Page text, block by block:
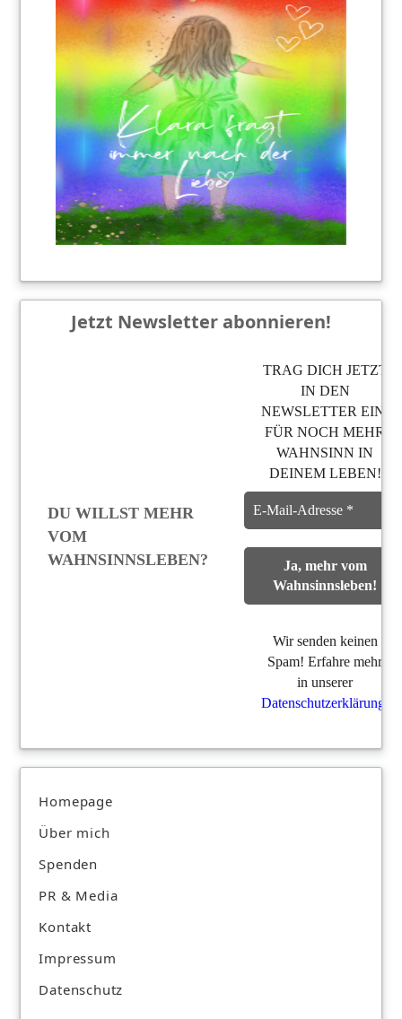
Jetzt Newsletter abonnieren!
DU WILLST MEHR
VOM
WAHNSINNSLEBEN?
TRAG DICH JETZT
IN DEN
NEWSLETTER EIN,
FÜR NOCH MEHR
WAHNSINN IN
DEINEM LEBEN!
Wir senden keinen
Spam! Erfahre mehr
in unserer
Datenschutzerklärung
Homepage
Über mich
Spenden
PR & Media
Kontakt
Impressum
Datenschutz